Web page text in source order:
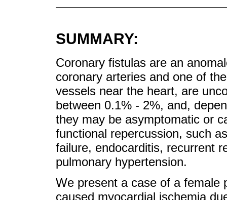
SUMMARY:
Coronary fistulas are an
coronary arteries and one of
vessels near the heart, are
between 0.1% - 2%, and,
they may be asymptomatic or
functional repercussion, such
failure, endocarditis, recurrent
pulmonary hypertension.
We present a case of a female
caused myocardial ischemia